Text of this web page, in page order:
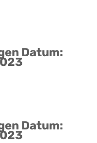
Datum:
Datum: